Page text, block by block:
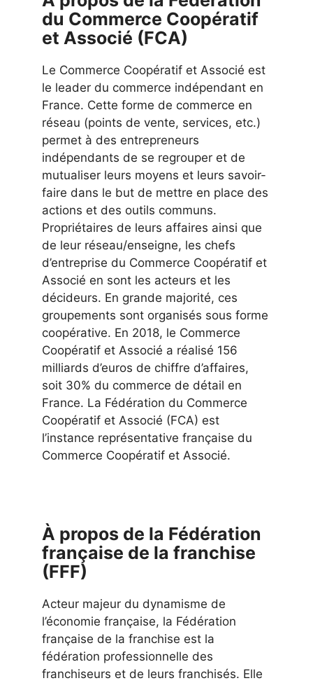
du Commerce Coopératif
et Associé (FCA)
Le Commerce Coopératif et Associé est
le leader du commerce indépendant en
France. Cette forme de commerce en
réseau (points de vente, services, etc.)
permet à des entrepreneurs
indépendants de se regrouper et de
mutualiser leurs moyens et leurs savoir-
faire dans le but de mettre en place des
actions et des outils communs.
Propriétaires de leurs affaires ainsi que
de leur réseau/enseigne, les chefs
d’entreprise du Commerce Coopératif et
Associé en sont les acteurs et les
décideurs. En grande majorité, ces
groupements sont organisés sous forme
coopérative. En 2018, le Commerce
Coopératif et Associé a réalisé 156
milliards d’euros de chiffre d’affaires,
soit 30% du commerce de détail en
France. La Fédération du Commerce
Coopératif et Associé (FCA) est
l’instance représentative française du
Commerce Coopératif et Associé.
À propos de la Fédération
française de la franchise
(FFF)
Acteur majeur du dynamisme de
l’économie française, la Fédération
française de la franchise est la
fédération professionnelle des
franchiseurs et de leurs franchisés. Elle